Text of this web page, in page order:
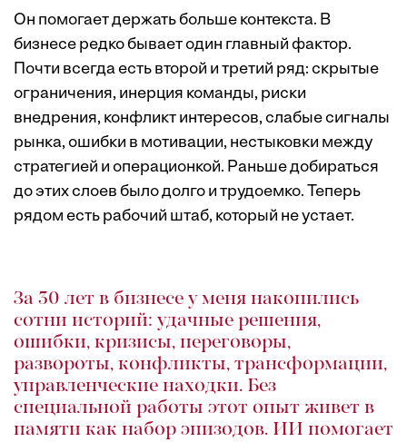
Он помогает держать больше контекста. В
бизнесе редко бывает один главный фактор.
Почти всегда есть второй и третий ряд: скрытые
ограничения, инерция команды, риски
внедрения, конфликт интересов, слабые сигналы
рынка, ошибки в мотивации, нестыковки между
стратегией и операционкой. Раньше добираться
до этих слоев было долго и трудоемко. Теперь
рядом есть рабочий штаб, который не устает.
За 30 лет в бизнесе у меня накопились
сотни историй: удачные решения,
ошибки, кризисы, переговоры,
развороты, конфликты, трансформации,
управленческие находки. Без
специальной работы этот опыт живет в
памяти как набор эпизодов. ИИ помогает